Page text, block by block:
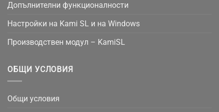
Допълнителни функционалности
Настройки на Kami SL и на Windows
Производствен модул – KamiSL
ОБЩИ УСЛОВИЯ
Общи условия